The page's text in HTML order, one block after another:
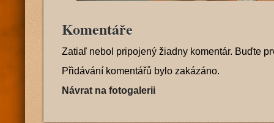
Komentáře
Zatiaľ nebol pripojený žiadny komentár. Buďte
Přidávání komentářů bylo zakázáno.
Návrat na fotogalerii